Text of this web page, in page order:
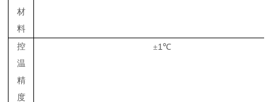
材
料
控
温
精
度
±1℃